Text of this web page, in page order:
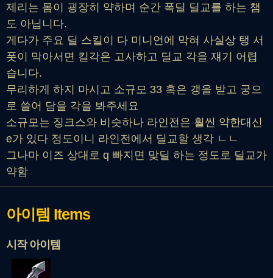
제리는 몸이 굉장히 약하며 순간 폭딜 딜교를 하는 챔
도 아닙니다.
게다가 주요 딜 스킬이 다 미니언에 막혀 사실상 탱 서
폿이 막아서면 킬각은 고사하고 딜교 각을 쟤기 어렵
습니다.
무리하게 하지 마시고 소규모 33 혹은 갱을 받고 궁으
로 쓸어 담을 각을 봐주세요
소규모는 징크스와 비슷하나 라인전은 훨씬 약한대신
e가 있다 정도이니 라인전에서 딜교할 생각 ㄴㄴ
그나마 이즈 상대로 q 빠지면 맞딜 하는 정도로 딜교가
약함
아이템 Items
시작 아이템